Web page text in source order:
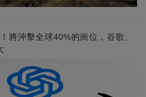
將沖擊全球40%的崗位，谷歌、